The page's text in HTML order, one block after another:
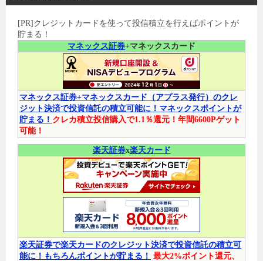
[PR]クレジットカードを使って投信積立を行えばポイントが
貯まる！
マネックス証券+マネックスカード
マネックス証券+マネックスカード（アプラス発行）のクレ
ジット決済で投資信託の積立可能に！マネックスポイントが
貯まる！ クレカ積立投信購入で1.1％還元！年間6600Pゲット
可能！
楽天証券x楽天カード
楽天証券で楽天カードのクレジット決済で投資信託の積立可
能に！もちろんポイントが貯まる！ 最大2%ポイント還元、